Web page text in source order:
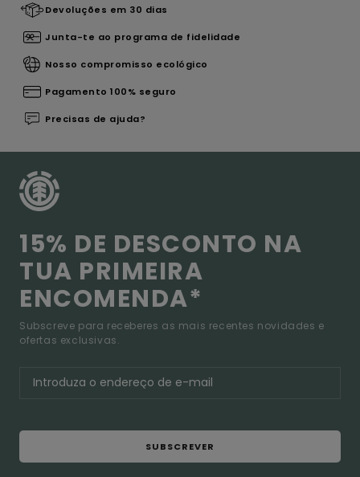
Devoluções em 30 dias
Junta-te ao programa de fidelidade
Nosso compromisso ecológico
Pagamento 100% seguro
Precisas de ajuda?
15% DE DESCONTO NA
TUA PRIMEIRA
ENCOMENDA*
Subscreve para receberes as mais recentes novidades e
ofertas exclusivas.
SUBSCREVER